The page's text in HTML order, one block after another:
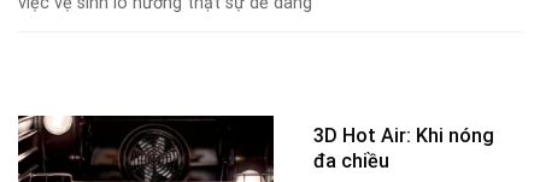
3D Hot Air: Khi nóng
đa chiều